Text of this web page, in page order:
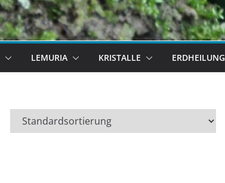
LEMURIA KRISTALLE ERDHEILUNG